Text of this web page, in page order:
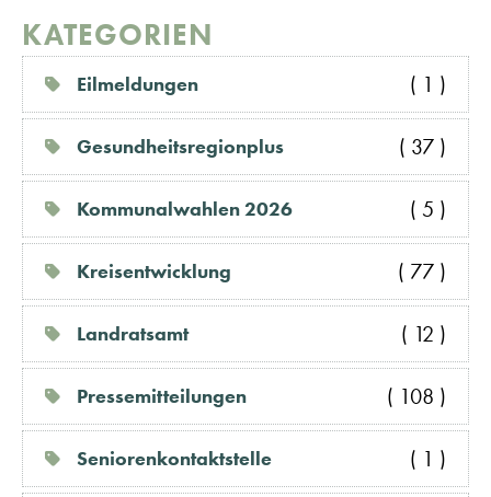
KATEGORIEN
Eilmeldungen ( 1 )
Gesundheitsregionplus ( 37 )
Kommunalwahlen 2026 ( 5 )
Kreisentwicklung ( 77 )
Landratsamt ( 12 )
Pressemitteilungen ( 108 )
Seniorenkontaktstelle ( 1 )